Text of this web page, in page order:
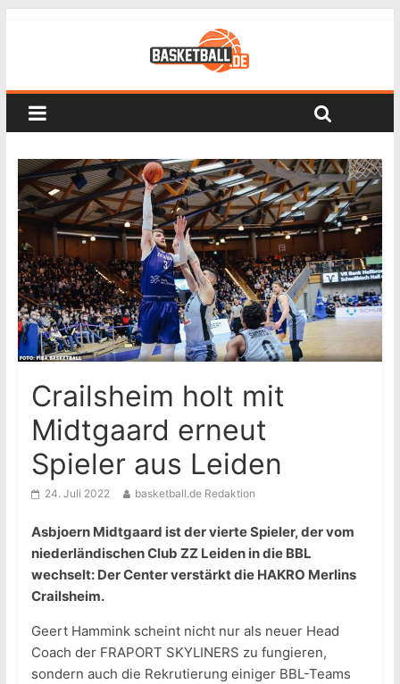
Crailsheim holt mit
Midtgaard erneut
Spieler aus Leiden
24. Juli 2022 basketball.de Redaktion
Asbjoern Midtgaard ist der vierte Spieler, der vom
niederländischen Club ZZ Leiden in die BBL
wechselt: Der Center verstärkt die HAKRO Merlins
Crailsheim.
Geert Hammink scheint nicht nur als neuer Head
Coach der FRAPORT SKYLINERS zu fungieren,
sondern auch die Rekrutierung einiger BBL-Teams